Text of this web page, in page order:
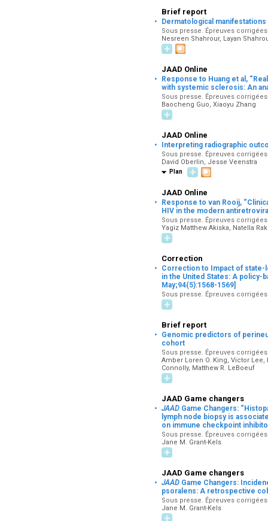
Brief report
· Dermatological
Sous presse. Épreuves
Nesreen Shahrour, Layan
JAAD Online
·
Response to Huang et al,
with systemic sclerosis: An
Sous presse. Épreuves
Baocheng Guo, Xiaoyu Zhang
JAAD Online
· Interpreting radiographic
Sous presse. Épreuves
David Oberlin, Jesse Veenstra
Plan
JAAD Online
·
Response to van Rooij,
HIV in the modern
Sous presse. Épreuves
Yagiz Matthew Akiska, Natella
Correction
·
Correction to Impact of state-
in the United States: A policy-
May;94(5):1568-1569]
Sous presse. Épreuves
Brief report
·
Genomic predictors of
cohort
Sous presse. Épreuves
Amber Loren O. King, Victor Lee,
Connolly, Matthew R. LeBoeuf
JAAD Game changers
· JAAD Game Changers:
lymph node biopsy is
on immune checkpoint
Sous presse. Épreuves
Jane M. Grant-Kels
JAAD Game changers
· JAAD Game Changers:
psoralens: A retrospective
Sous presse. Épreuves
Jane M. Grant-Kels